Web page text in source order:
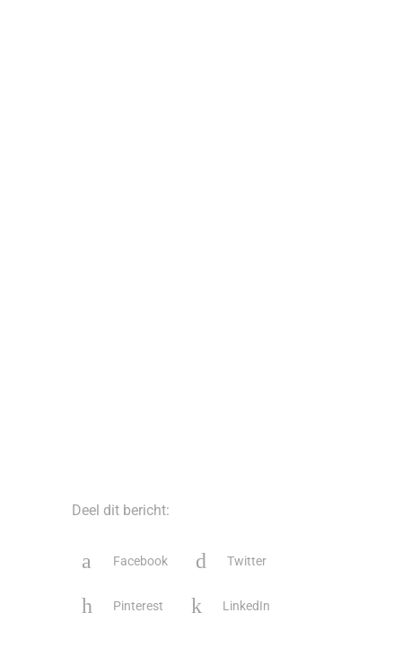
Deel dit bericht:
Facebook Twitter
Pinterest LinkedIn